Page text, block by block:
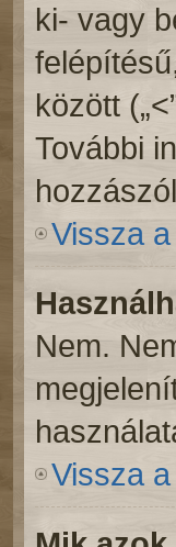
ki- vagy
között
További
Vissza
Nem.
Vissza